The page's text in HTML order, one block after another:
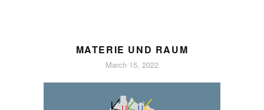
MATERIE UND RAUM
March 15, 2022